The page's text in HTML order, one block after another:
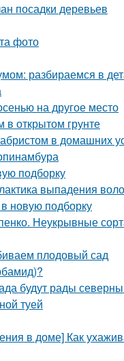
посадки деревьев
фото
разбираемся в
на другое место
в открытом грунте
в домашних
подборку
выпадения
новую подборку
Неукрывные
плодовый сад
будут рады
туей
в доме] Как